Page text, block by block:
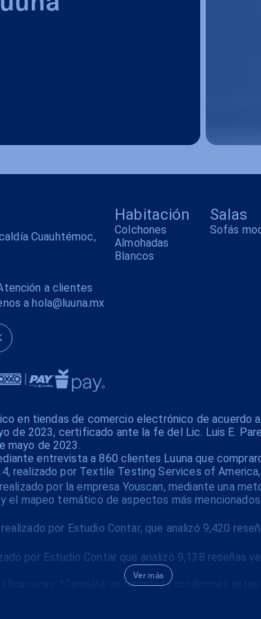
Cuauhtémoc,
a clientes
a hola@luuna.mx
Habitación
Colchones
Almohadas
Blancos
Salas
Sofás
Ver más
en tiendas de comercio electrónico de acuerdo
de 2023, certificado ante la fe del Lic. Luis E.
mayo de 2023.
entrevista a 860 clientes Luuna que
realizado por Textile Testing Services of America,
por la empresa Youscan, mediante una
el mapeo temático de aspectos más
por Estudio Contar, que analizó 9,420
por Estudio Contar que analizó 9,138 reseñas
*Consulta los términos y condiciones de